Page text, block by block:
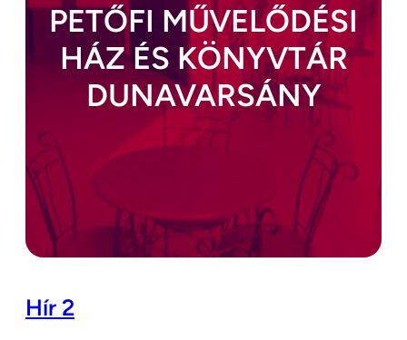
PETŐFI MŰVELŐDÉSI
HÁZ ÉS KÖNYVTÁR
DUNAVARSÁNY
Hír 2